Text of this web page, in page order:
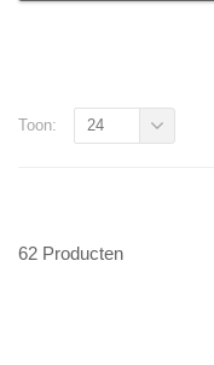
Toon: 24
62 Producten